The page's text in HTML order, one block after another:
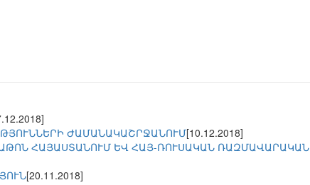
ԺԱՄԱՆԱԿԱՇՐՋԱՆՈՒՄ[10.12.2018]
ՀԱՅԱՍՏԱՆՈՒՄ ԵՎ ՀԱՅ-ՌՈՒՍԱԿԱՆ ՌԱԶՄԱՎԱՐԱԿԱՆ
[20.11.2018]